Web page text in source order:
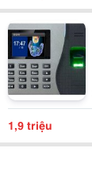
1,9 triệu